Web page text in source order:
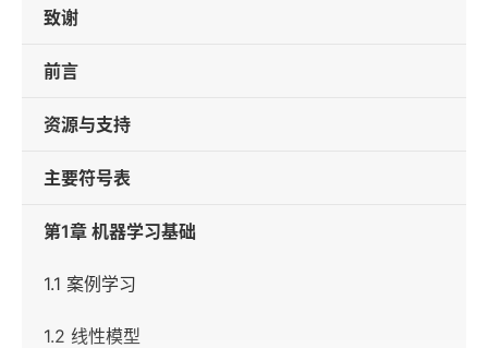
致谢
前言
资源与支持
主要符号表
第1章 机器学习基础
1.1 案例学习
1.2 线性模型